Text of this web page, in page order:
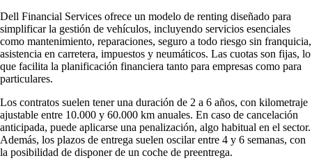
Dell Financial Services ofrece un modelo de renting diseñado para
simplificar la gestión de vehículos, incluyendo servicios esenciales
como mantenimiento, reparaciones, seguro a todo riesgo sin franquicia,
asistencia en carretera, impuestos y neumáticos. Las cuotas son fijas, lo
que facilita la planificación financiera tanto para empresas como para
particulares.
Los contratos suelen tener una duración de 2 a 6 años, con kilometraje
ajustable entre 10.000 y 60.000 km anuales. En caso de cancelación
anticipada, puede aplicarse una penalización, algo habitual en el sector.
Además, los plazos de entrega suelen oscilar entre 4 y 6 semanas, con
la posibilidad de disponer de un coche de preentrega.